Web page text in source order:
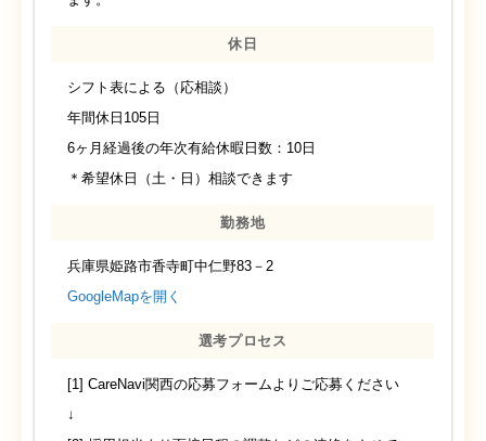
休日
シフト表による（応相談）
年間休日105日
6ヶ月経過後の年次有給休暇日数：10日
＊希望休日（土・日）相談できます
勤務地
兵庫県姫路市香寺町中仁野83－2
GoogleMapを開く
選考プロセス
[1] CareNavi関西の応募フォームよりご応募ください
↓